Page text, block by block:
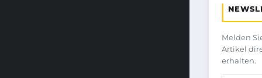
Melden
Artikel
erhalten.